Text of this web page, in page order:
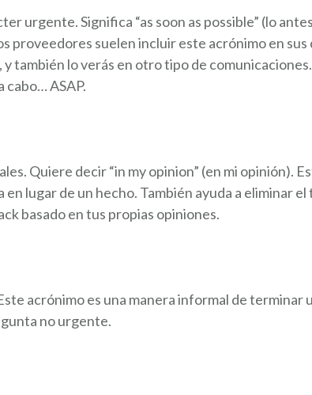
urgente. Significa “as soon as possible” (lo
proveedores suelen incluir este acrónimo en
también lo verás en otro tipo de
cabo… ASAP.
Quiere decir “in my opinion” (en mi opinión).
lugar de un hecho. También ayuda a eliminar
basado en tus propias opiniones.
acrónimo es una manera informal de terminar
no urgente.